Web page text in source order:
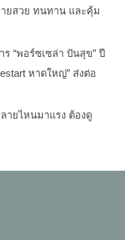
ายสวย ทนทาน และคุ้ม
“พอร์ซเซล่า ปันสุข” ปี
หาดใหญ่” ส่งต่อ
ายไหนมาแรง ต้องดู